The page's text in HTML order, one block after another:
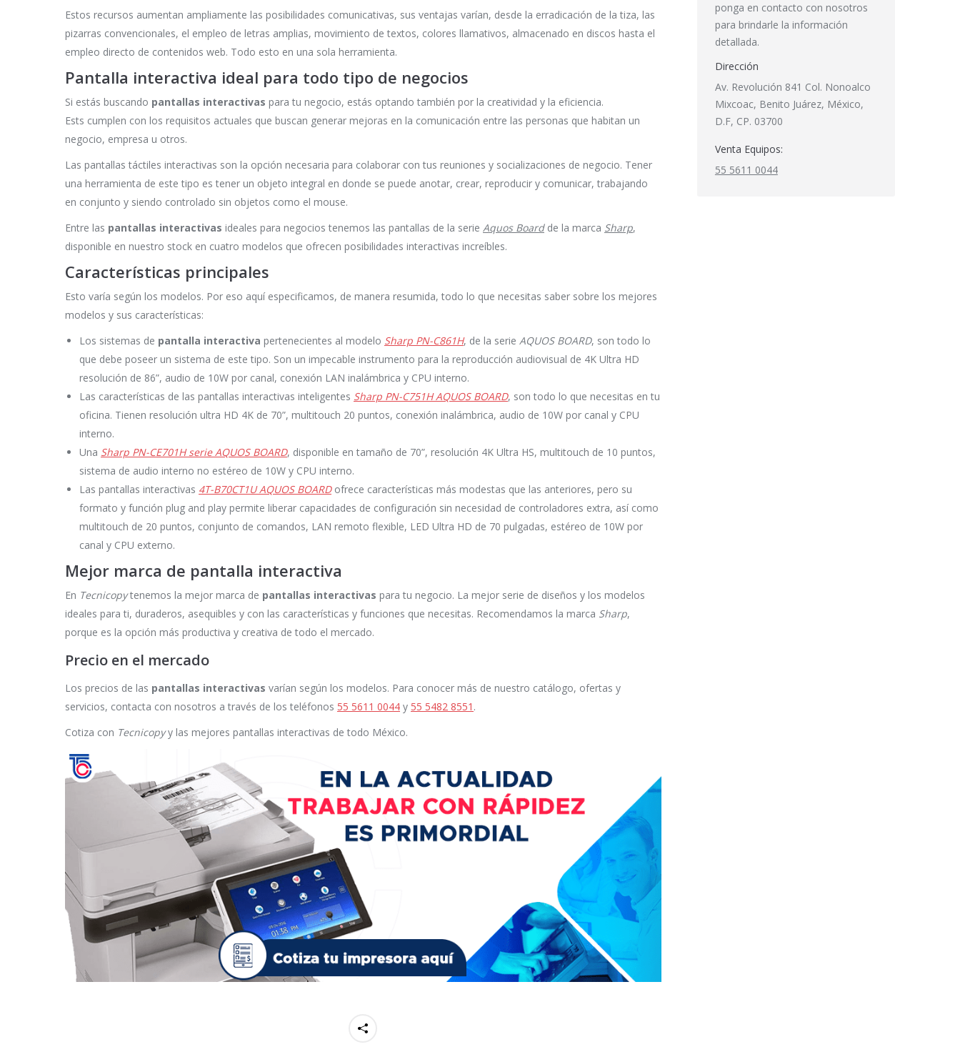
Estos recursos aumentan ampliamente las posibilidades comunicativas, sus ventajas varían, desde la erradicación de la tiza, las
pizarras convencionales, el empleo de letras amplias, movimiento de textos, colores llamativos, almacenado en discos hasta el
empleo directo de contenidos web. Todo esto en una sola herramienta.
Pantalla interactiva ideal para todo tipo de negocios
Si estás buscando pantallas interactivas para tu negocio, estás optando también por la creatividad y la eficiencia.
Ests cumplen con los requisitos actuales que buscan generar mejoras en la comunicación entre las personas que habitan un
negocio, empresa u otros.
Las pantallas táctiles interactivas son la opción necesaria para colaborar con tus reuniones y socializaciones de negocio. Tener
una herramienta de este tipo es tener un objeto integral en donde se puede anotar, crear, reproducir y comunicar, trabajando
en conjunto y siendo controlado sin objetos como el mouse.
Entre las pantallas interactivas ideales para negocios tenemos las pantallas de la serie Aquos Boardde la marca Sharp,
disponible en nuestro stock en cuatro modelos que ofrecen posibilidades interactivas increíbles.
Características principales
Esto varía según los modelos. Por eso aquí especificamos, de manera resumida, todo lo que necesitas saber sobre los mejores
modelos y sus características:
Los sistemas de pantalla interactiva pertenecientes al modelo Sharp PN-C861H, de la serie AQUOS BOARD, son todo lo
que debe poseer un sistema de este tipo. Son un impecable instrumento para la reproducción audiovisual de 4K Ultra HD
resolución de 86”, audio de 10W por canal, conexión LAN inalámbrica y CPU interno.
Las características de las pantallas interactivas inteligentes Sharp PN-C751H AQUOS BOARD, son todo lo que necesitas en tu
oficina. Tienen resolución ultra HD 4K de 70”, multitouch 20 puntos, conexión inalámbrica, audio de 10W por canal y CPU
interno.
Una Sharp PN-CE701H serie AQUOS BOARD, disponible en tamaño de 70”, resolución 4K Ultra HS, multitouch de 10 puntos,
sistema de audio interno no estéreo de 10W y CPU interno.
Las pantallas interactivas 4T-B70CT1U AQUOS BOARDofrece características más modestas que las anteriores, pero su
formato y función plug and play permite liberar capacidades de configuración sin necesidad de controladores extra, así como
multitouch de 20 puntos, conjunto de comandos, LAN remoto flexible, LED Ultra HD de 70 pulgadas, estéreo de 10W por
canal y CPU externo.
Mejor marca de pantalla interactiva
En Tecnicopytenemos la mejor marca de pantallas interactivas para tu negocio. La mejor serie de diseños y los modelos
ideales para ti, duraderos, asequibles y con las características y funciones que necesitas. Recomendamos la marca Sharp,
porque es la opción más productiva y creativa de todo el mercado.
Precio en el mercado
Los precios de las pantallas interactivas varían según los modelos. Para conocer más de nuestro catálogo, ofertas y
servicios, contacta con nosotros a través de los teléfonos 55 5611 0044 y 55 5482 8551 .
Cotiza con Tecnicopyy las mejores pantallas interactivas de todo México.
ponga en contacto con nosotros
para brindarle la información
detallada.
Dirección
Av. Revolución 841 Col. Nonoalco
Mixcoac, Benito Juárez, México,
D.F, CP. 03700
Venta Equipos:
55 5611 0044